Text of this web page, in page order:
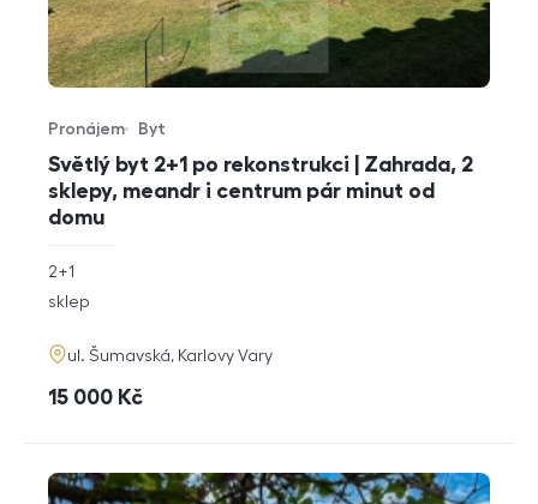
Světlý byt 2+1 po rekonstrukci | Zahrada, 2
sklepy, meandr i centrum pár minut od
domu
Typ nabídky
Pronájem
Typ nemovitosti
Byt
rozměry
dispozice
2+1
funkce
sklep
adresa
ul. Šumavská, Karlovy Vary
cena
15 000 Kč